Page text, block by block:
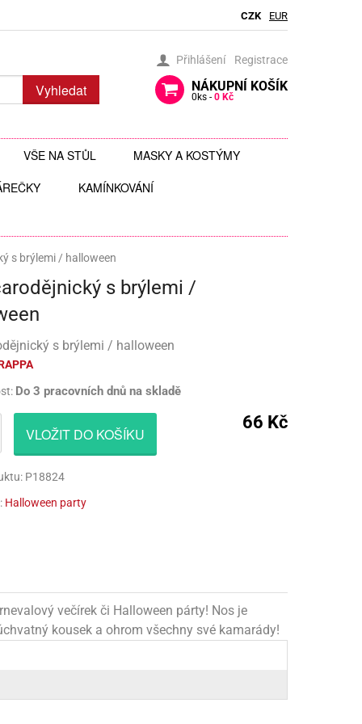
CZK EUR
Přihlášení Registrace
NÁKUPNÍ KOŠÍK
0 ks - 0 Kč
Vyhledat
NA DORTY
VŠE NA STŮL
BRČKA
JEDLÉ ZDOBENÍ
JEDNORÁZOVÉ PŘÍBORY
KELÍMKY A POHÁRKY
TÉMATICKÉ KELÍMKY
KOŠÍČKY NA MUFFINY
NAPICHOVÁTKA A ZÁPICHY
TALÍŘE
UBRUSY
MASKY A KOSTÝMY
KLOBOUKY, ČEPICE
PARUKY
AROMA NA SLIZ
AKTIVÁTOR NA VÝROBU SLIZU
BARVIVA NA SLIZ
HRAČKY
KAMÍNKOVÁNÍ
s brýlemi / halloween
s brýlemi /
s brýlemi / halloween
Do 3 pracovních dnů na skladě
66 Kč
VLOŽIT DO KOŠÍKU
P18824
Halloween party
večírek či Halloween párty! Nos je
kousek a ohrom všechny své kamarády!